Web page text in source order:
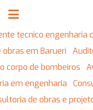
tecnico engenharia
obras em Barueri
corpo de bombeiros
em engenharia
de obras e